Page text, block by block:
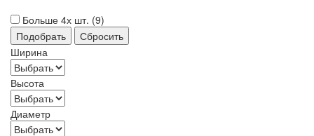
Больше 4х шт. (9)
Ширина
Высота
Диаметр